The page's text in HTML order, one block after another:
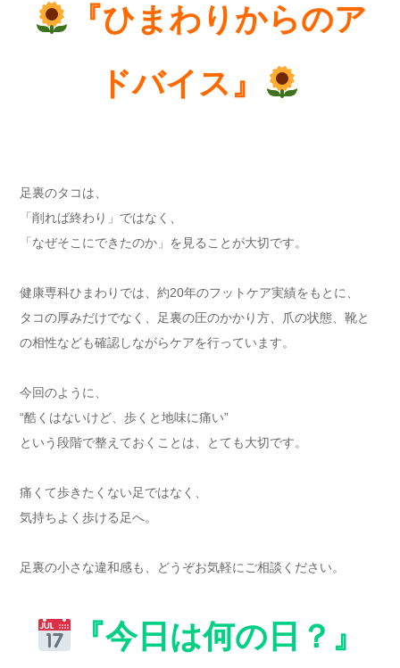
『ひまわりからのア
ドバイス』
足裏のタコは、
「削れば終わり」ではなく、
「なぜそこにできたのか」を見ることが大切です。
健康専科ひまわりでは、約20年のフットケア実績をもとに、
タコの厚みだけでなく、足裏の圧のかかり方、爪の状態、靴と
の相性なども確認しながらケアを行っています。
今回のように、
“酷くはないけど、歩くと地味に痛い”
という段階で整えておくことは、とても大切です。
痛くて歩きたくない足ではなく、
気持ちよく歩ける足へ。
足裏の小さな違和感も、どうぞお気軽にご相談ください。
『今日は何の日？』